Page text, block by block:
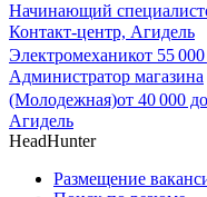
Начинающий специалист
Контакт-центр, Агидель
Электромеханикот 55 000
Администратор магазина
(Молодежная)от 40 000 до
Агидель
HeadHunter
Размещение